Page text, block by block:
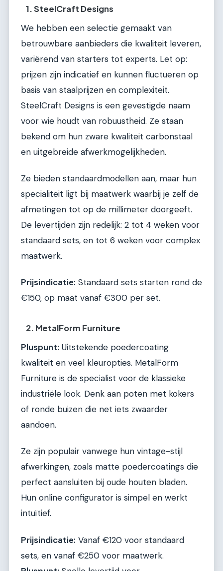
1. SteelCraft Designs
We hebben een selectie gemaakt van
betrouwbare aanbieders die kwaliteit leveren,
variërend van starters tot experts. Let op:
prijzen zijn indicatief en kunnen fluctueren op
basis van staalprijzen en complexiteit.
SteelCraft Designs is een gevestigde naam
voor wie houdt van robuustheid. Ze staan
bekend om hun zware kwaliteit carbonstaal
en uitgebreide afwerkmogelijkheden.
Ze bieden standaardmodellen aan, maar hun
specialiteit ligt bij maatwerk waarbij je zelf de
afmetingen tot op de millimeter doorgeeft.
De levertijden zijn redelijk: 2 tot 4 weken voor
standaard sets, en tot 6 weken voor complex
maatwerk.
Prijsindicatie: Standaard sets starten rond de
€150, op maat vanaf €300 per set.
2. MetalForm Furniture
Pluspunt: Uitstekende poedercoating
kwaliteit en veel kleuropties. MetalForm
Furniture is de specialist voor de klassieke
industriële look. Denk aan poten met kokers
of ronde buizen die net iets zwaarder
aandoen.
Ze zijn populair vanwege hun vintage-stijl
afwerkingen, zoals matte poedercoatings die
perfect aansluiten bij oude houten bladen.
Hun online configurator is simpel en werkt
intuïtief.
Prijsindicatie: Vanaf €120 voor standaard
sets, en vanaf €250 voor maatwerk.